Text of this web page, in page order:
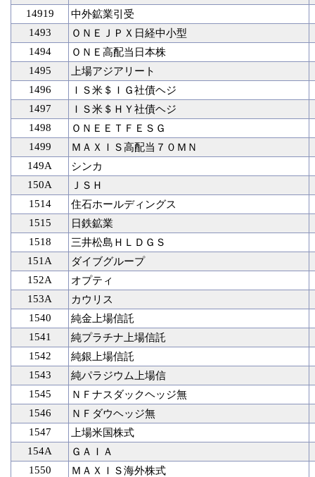
14919
中外鉱業引受
1493
ＯＮＥＪＰＸ日経中小型
1494
ＯＮＥ高配当日本株
1495
上場アジアリート
1496
ＩＳ米＄ＩＧ社債ヘジ
1497
ＩＳ米＄ＨＹ社債ヘジ
1498
ＯＮＥＥＴＦＥＳＧ
1499
ＭＡＸＩＳ高配当７０ＭＮ
149A
シンカ
150A
ＪＳＨ
1514
住石ホールディングス
1515
日鉄鉱業
1518
三井松島ＨＬＤＧＳ
151A
ダイブグループ
152A
オプティ
153A
カウリス
1540
純金上場信託
1541
純プラチナ上場信託
1542
純銀上場信託
1543
純パラジウム上場信
1545
ＮＦナスダックヘッジ無
1546
ＮＦダウヘッジ無
1547
上場米国株式
154A
ＧＡＩＡ
1550
ＭＡＸＩＳ海外株式